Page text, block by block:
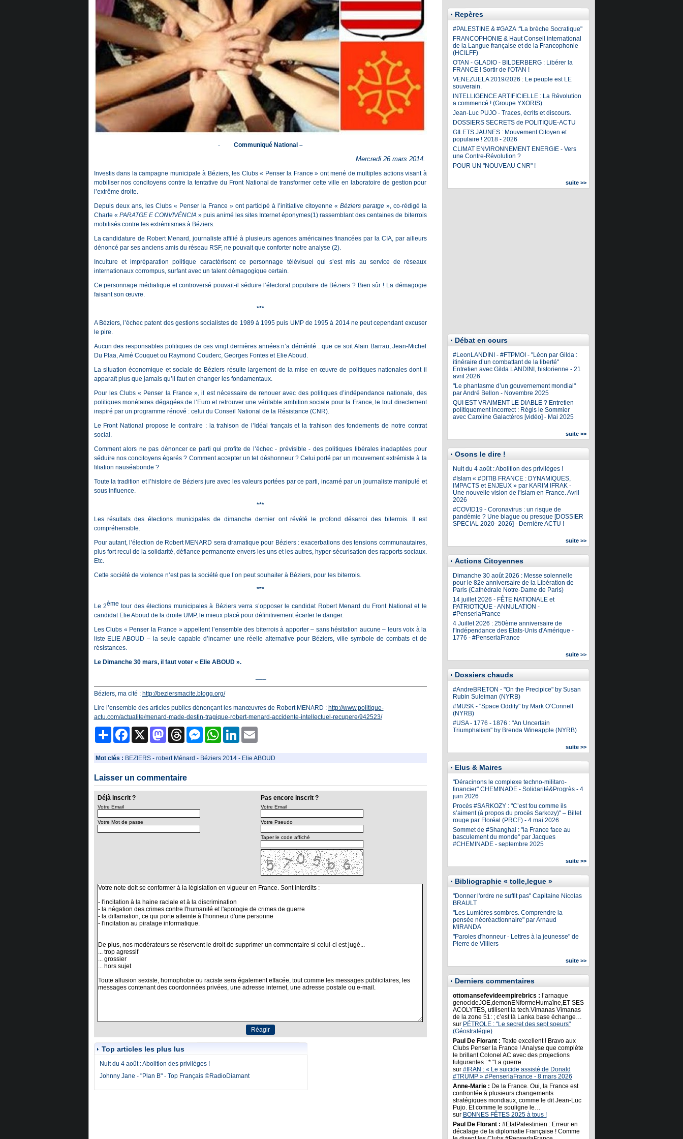
- Communiqué National –
Mercredi 26 mars 2014.
Investis dans la campagne municipale à Béziers, les Clubs « Penser la France » ont mené de multiples actions visant à
mobiliser nos concitoyens contre la tentative du Front National de transformer cette ville en laboratoire de gestion pour
l’extrême droite.
Depuis deux ans, les Clubs « Penser la France » ont participé à l’initiative citoyenne « Béziers paratge », co-rédigé la
Charte « PARATGE E CONVIVÉNCIA» puis animé les sites Internet éponymes(1) rassemblant des centaines de biterrois
mobilisés contre les extrémismes à Béziers.
La candidature de Robert Menard, journaliste affilié à plusieurs agences américaines financées par la CIA, par ailleurs
dénoncé par ses anciens amis du réseau RSF, ne pouvait que conforter notre analyse (2).
Inculture et impréparation politique caractérisent ce personnage télévisuel qui s’est mis au service de réseaux
internationaux corrompus, surfant avec un talent démagogique certain.
Ce personnage médiatique et controversé pouvait-il séduire l’électorat populaire de Béziers ? Bien sûr ! La démagogie
faisant son œuvre.
***
A Béziers, l’échec patent des gestions socialistes de 1989 à 1995 puis UMP de 1995 à 2014 ne peut cependant excuser
le pire.
Aucun des responsables politiques de ces vingt dernières années n’a démérité : que ce soit Alain Barrau, Jean-Michel
Du Plaa, Aimé Couquet ou Raymond Couderc, Georges Fontes et Elie Aboud.
La situation économique et sociale de Béziers résulte largement de la mise en œuvre de politiques nationales dont il
apparaît plus que jamais qu’il faut en changer les fondamentaux.
Pour les Clubs « Penser la France », il est nécessaire de renouer avec des politiques d’indépendance nationale, des
politiques monétaires dégagées de l’Euro et retrouver une véritable ambition sociale pour la France, le tout directement
inspiré par un programme rénové : celui du Conseil National de la Résistance (CNR).
Le Front National propose le contraire : la trahison de l’Idéal français et la trahison des fondements de notre contrat
social.
Comment alors ne pas dénoncer ce parti qui profite de l’échec - prévisible - des politiques libérales inadaptées pour
séduire nos concitoyens égarés ? Comment accepter un tel déshonneur ? Celui porté par un mouvement extrémiste à la
filiation nauséabonde ?
Toute la tradition et l’histoire de Béziers jure avec les valeurs portées par ce parti, incarné par un journaliste manipulé et
sous influence.
***
Les résultats des élections municipales de dimanche dernier ont révélé le profond désarroi des biterrois. Il est
compréhensible.
Pour autant, l’élection de Robert MENARD sera dramatique pour Béziers : exacerbations des tensions communautaires,
plus fort recul de la solidarité, défiance permanente envers les uns et les autres, hyper-sécurisation des rapports sociaux.
Etc.
Cette société de violence n’est pas la société que l’on peut souhaiter à Béziers, pour les biterrois.
***
Le 2ème tour des élections municipales à Béziers verra s’opposer le candidat Robert Menard du Front National et le
candidat Elie Aboud de la droite UMP, le mieux placé pour définitivement écarter le danger.
Les Clubs « Penser la France » appellent l’ensemble des biterrois à apporter – sans hésitation aucune – leurs voix à la
liste ELIE ABOUD – la seule capable d’incarner une réelle alternative pour Béziers, ville symbole de combats et de
résistances.
Le Dimanche 30 mars, il faut voter « Elie ABOUD ».
Béziers, ma cité : http://beziersmacite.blogg.org/
Lire l’ensemble des articles publics dénonçant les manœuvres de Robert MENARD : http://www.politique-
actu.com/actualite/menard-made-destin-tragique-robert-menard-accidente-intellectuel-recupere/942523/
PartagerFacebook MastodonThreads MessengerWhatsAppLinkedIn
Mot clés : BEZIERS- robert Ménard - Béziers 2014- Elie ABOUD
Laisser un commentaire
Déjà inscrit ? Pas encore inscrit ?
Votre Email
Votre Mot de passe
Votre Email
Votre Pseudo
Taper le code affiché
Top articles les plus lus
Nuit du 4 août : Abolition des privilèges !
Johnny Jane - "Plan B" - Top Français ©RadioDiamant
Repères
#PALESTINE & #GAZA :"La brèche Socratique"
FRANCOPHONIE & Haut Conseil international
de la Langue française et de la Francophonie
(HCILFF)
OTAN - GLADIO - BILDERBERG : Libérer la
FRANCE ! Sortir de l'OTAN !
VENEZUELA 2019/2026 : Le peuple est LE
souverain.
INTELLIGENCE ARTIFICIELLE : La Révolution
a commencé ! (Groupe YXORIS)
Jean-Luc PUJO - Traces, écrits et discours.
DOSSIERS SECRETS de POLITIQUE-ACTU
GILETS JAUNES : Mouvement Citoyen et
populaire ! 2018 - 2026
CLIMAT ENVIRONNEMENT ENERGIE - Vers
une Contre-Révolution ?
POUR UN "NOUVEAU CNR" !
suite >>
Débat en cours
#LeonLANDINI - #FTPMOI - "Léon par Gilda :
itinéraire d’un combattant de la liberté"
Entretien avec Gilda LANDINI, historienne - 21
avril 2026
"Le phantasme d’un gouvernement mondial"
par André Bellon - Novembre 2025
QUI EST VRAIMENT LE DIABLE ? Entretien
politiquement incorrect : Régis le Sommier
avec Caroline Galactéros [vidéo] - Mai 2025
suite >>
Osons le dire !
Nuit du 4 août : Abolition des privilèges !
#Islam « #DITIB FRANCE : DYNAMIQUES,
IMPACTS et ENJEUX » par KARIM IFRAK -
Une nouvelle vision de l'Islam en France. Avril
2026
#COVID19 - Coronavirus : un risque de
pandémie ? Une blague ou presque [DOSSIER
SPECIAL 2020- 2026] - Dernière ACTU !
suite >>
Actions Citoyennes
Dimanche 30 août 2026 : Messe solennelle
pour le 82e anniversaire de la Libération de
Paris (Cathédrale Notre-Dame de Paris)
14 juillet 2026 - FÊTE NATIONALE et
PATRIOTIQUE - ANNULATION -
#PenserlaFrance
4 Juillet 2026 : 250ème anniversaire de
l'Indépendance des Etats-Unis d'Amérique -
1776 - #PenserlaFrance
suite >>
Dossiers chauds
#AndreBRETON - "On the Precipice" by Susan
Rubin Suleiman (NYRB)
#MUSK - "Space Oddity" by Mark O’Connell
(NYRB)
#USA - 1776 - 1876 : "An Uncertain
Triumphalism" by Brenda Wineapple (NYRB)
suite >>
Elus & Maires
"Déracinons le complexe techno-militaro-
financier" CHEMINADE - Solidarité&Progrès - 4
juin 2026
Procès #SARKOZY : "C’est fou comme ils
s’aiment (à propos du procès Sarkozy)" – Billet
rouge par Floréal (PRCF) - 4 mai 2026
Sommet de #Shanghai : "la France face au
basculement du monde" par Jacques
#CHEMINADE - septembre 2025
suite >>
Bibliographie « tolle,legue »
"Donner l'ordre ne suffit pas" Capitaine Nicolas
BRAULT
"Les Lumières sombres. Comprendre la
pensée néoréactionnaire" par Arnaud
MIRANDA
"Paroles d'honneur - Lettres à la jeunesse" de
Pierre de Villiers
suite >>
Derniers commentaires
ottomansefevideempirebrics : l’arnaque
genocideJOE,demonENformeHumaîne,ET SES
ACOLYTES, utilisent la tech.Vimanas Vimanas
de la zone 51: ; c’est là Lanka base échange…
sur PÉTROLE : "Le secret des sept soeurs"
(Géostratégie)
Paul De Florant : Texte excellent ! Bravo aux
Clubs Penser la France ! Analyse que complète
le brillant Colonel AC avec des projections
fulgurantes : * "La guerre…
sur #IRAN : « Le suicide assisté de Donald
#TRUMP » #PenserlaFrance - 8 mars 2026
Anne-Marie : De la France. Oui, la France est
confrontée à plusieurs changements
stratégiques mondiaux, comme le dit Jean-Luc
Pujo. Et comme le souligne le…
sur BONNES FÊTES 2025 à tous !
Paul De Florant : #EtatPalestinien : Erreur en
décalage de la diplomatie Française ! Comme